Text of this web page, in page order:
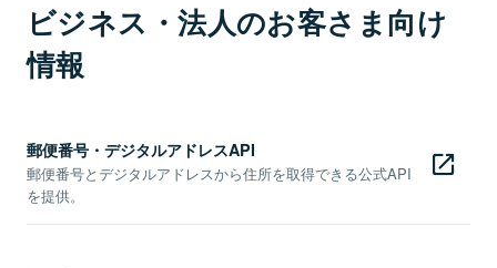
ビジネス・法人のお客さま向け
情報
郵便番号・デジタルアドレスAPI
郵便番号とデジタルアドレスから住所を取得できる公式API
を提供。